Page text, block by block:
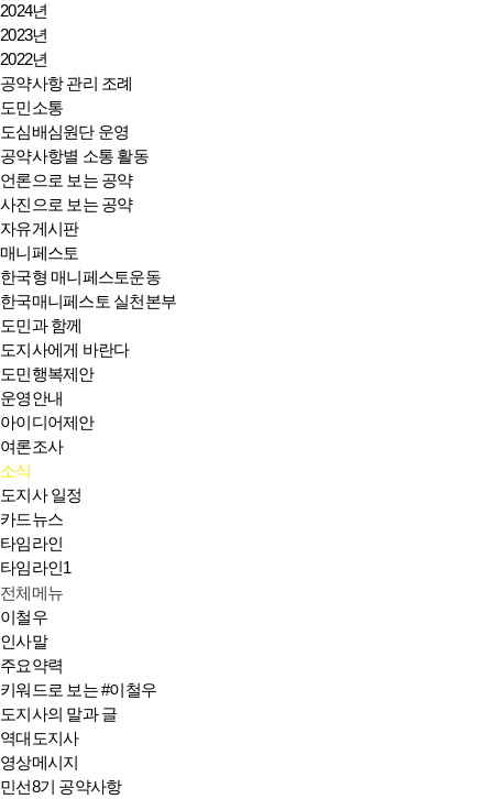
2024년
2023년
2022년
공약사항 관리 조례
도민소통
도심배심원단 운영
공약사항별 소통 활동
언론으로 보는 공약
사진으로 보는 공약
자유게시판
매니페스토
한국형 매니페스토운동
한국매니페스토 실천본부
도민과 함께
도지사에게 바란다
도민행복제안
운영안내
아이디어제안
여론조사
소식
도지사 일정
카드뉴스
타임라인
타임라인1
전체메뉴
이철우
인사말
주요약력
키워드로 보는 #이철우
도지사의 말과 글
역대도지사
영상메시지
민선8기 공약사항